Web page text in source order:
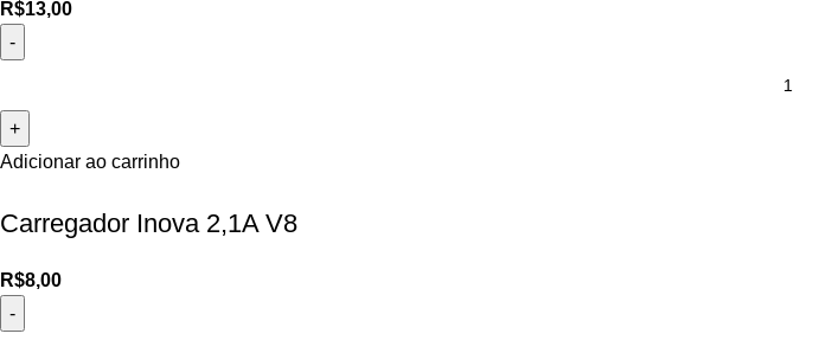
R$13,00
Adicionar ao carrinho
Carregador Inova 2,1A V8
R$8,00